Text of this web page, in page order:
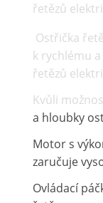
řetězů
Ostřička
k rychlému
řetězů
Kvůli
a hloubky
Motor s
zaručuje
Ovládací